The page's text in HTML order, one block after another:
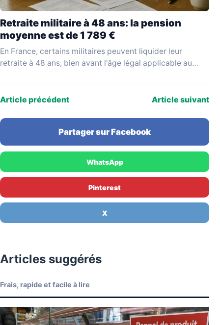
Retraite militaire à 48 ans: la pension
moyenne est de 1 789 €
En France, certains militaires peuvent liquider leur
retraite à 48 ans, bien avant l'âge légal applicable au
Article précédent Article suivant
Partager sur Facebook
WhatsApp
Pinterest
X
Articles suggérés
Frais, rapide et facile à lire